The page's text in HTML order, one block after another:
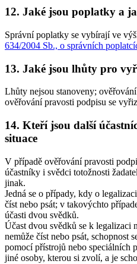
12. Jaké jsou poplatky a
Správní poplatky se vybírají ve
634/2004 Sb., o správních
13. Jaké jsou lhůty pro
Lhůty nejsou stanoveny;
ověřování pravosti podpisu se
14. Kteří jsou další
situace
V případě ověřování pravosti
účastníky i svědci totožnosti
jinak.
Jedná se o případy, kdy o
číst nebo psát; v takovýchto
účasti dvou svědků.
Účast dvou svědků se k legalizaci
nemůže číst nebo psát, schopnost
pomocí přístrojů nebo speciálních
jiné osoby, kterou si zvolí, a je